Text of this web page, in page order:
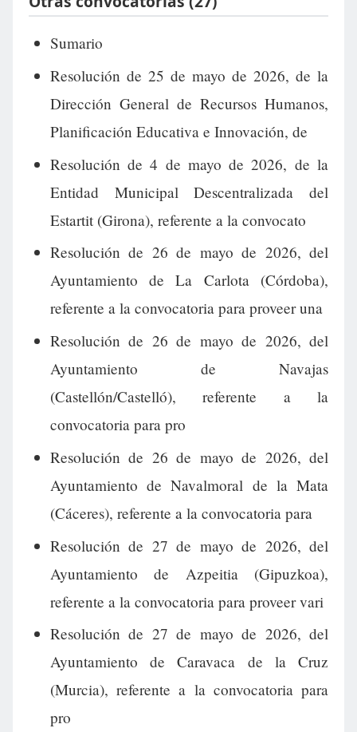
Sumario
Resolución de 25 de mayo de 2026, de la
Dirección General de Recursos Humanos,
Planificación Educativa e Innovación, de
Resolución de 4 de mayo de 2026, de la
Entidad Municipal Descentralizada del
Estartit (Girona), referente a la convocato
Resolución de 26 de mayo de 2026, del
Ayuntamiento de La Carlota (Córdoba),
referente a la convocatoria para proveer una
Resolución de 26 de mayo de 2026, del
Ayuntamiento de Navajas
(Castellón/Castelló), referente a la
convocatoria para pro
Resolución de 26 de mayo de 2026, del
Ayuntamiento de Navalmoral de la Mata
(Cáceres), referente a la convocatoria para
Resolución de 27 de mayo de 2026, del
Ayuntamiento de Azpeitia (Gipuzkoa),
referente a la convocatoria para proveer vari
Resolución de 27 de mayo de 2026, del
Ayuntamiento de Caravaca de la Cruz
(Murcia), referente a la convocatoria para
pro